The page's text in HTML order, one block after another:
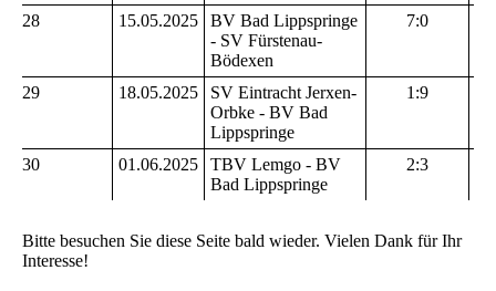
28 15.05.2025
BV Bad Lippspringe
- SV Fürstenau-
Bödexen
7:0
29 18.05.2025
SV Eintracht Jerxen-
Orbke - BV Bad
Lippspringe
1:9
30 01.06.2025
TBV Lemgo - BV
Bad Lippspringe
2:3
Bitte besuchen Sie diese Seite bald wieder. Vielen Dank für Ihr
Interesse!